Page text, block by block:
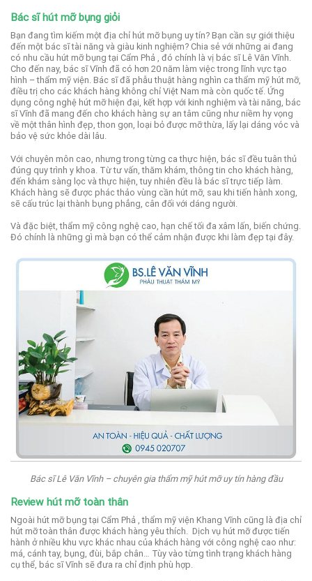
Bác sĩ hút mỡ bụng giỏi
Bạn đang tìm kiếm một địa chỉ hút mỡ bụng uy tín? Bạn cần sự giới thiệu
đến một bác sĩ tài năng và giàu kinh nghiệm? Chia sẻ với những ai đang
có nhu cầu hút mỡ bụng tại Cẩm Phả , đó chính là vị bác sĩ Lê Văn Vĩnh.
Cho đến nay, bác sĩ Vĩnh đã có hơn 20 năm làm việc trong lĩnh vực tạo
hình – thẩm mỹ viện. Bác sĩ đã phẫu thuật hàng nghìn ca thẩm mỹ hút mỡ,
điều trị cho các khách hàng không chỉ Việt Nam mà còn quốc tế. Ứng
dụng công nghệ hút mỡ hiện đại, kết hợp với kinh nghiệm và tài năng, bác
sĩ Vĩnh đã mang đến cho khách hàng sự an tâm cũng như niềm hy vọng
về một thân hình đẹp, thon gọn, loại bỏ được mỡ thừa, lấy lại dáng vóc và
bảo vệ sức khỏe dài lâu.
Với chuyên môn cao, nhưng trong từng ca thực hiện, bác sĩ đều tuân thủ
đúng quy trình y khoa. Từ tư vấn, thăm khám, thông tin cho khách hàng,
đến khám sàng lọc và thực hiện, tuy nhiên đều là bác sĩ trực tiếp làm.
Khách hàng sẽ được phác thảo vùng cần hút mỡ, sau khi tiến hành xong,
sẽ cấu trúc lại thành bụng phẳng, cân đối với dáng người.
Và đặc biệt, thẩm mỹ công nghệ cao, hạn chế tối đa xâm lấn, biến chứng.
Đó chính là những gì mà bạn có thể cảm nhận được khi làm đẹp tại đây.
Bác sĩ Lê Văn Vĩnh – chuyên gia thẩm mỹ hút mỡ uy tín hàng đầu
Review hút mỡ toàn thân
Ngoài hút mỡ bụng tại Cẩm Phả , thẩm mỹ viện Khang Vĩnh cũng là địa chỉ
hút mỡ toàn thân được khách hàng yêu thích. Dịch vụ hút mỡ được tiến
hành ở nhiều khu vực khác nhau của khách hàng với công nghệ cao như:
má, cánh tay, bụng, đùi, bắp chân… Tùy vào từng tình trạng khách hàng
cụ thể, bác sĩ Vĩnh sẽ đưa ra chỉ định phù hợp.